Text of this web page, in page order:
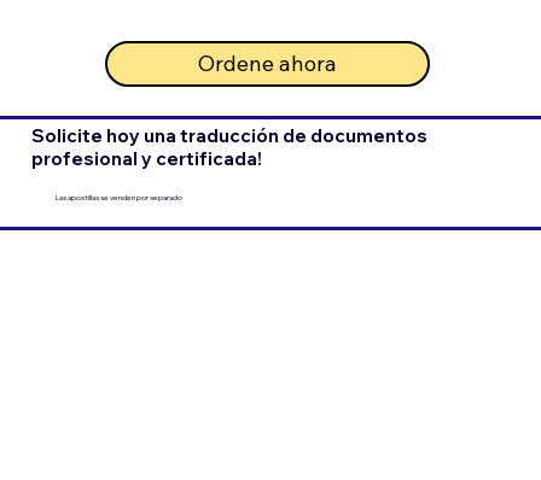
Ordene ahora
Solicite hoy una traducción de documentos
profesional y certificada!
Las apostillas se venden por separado